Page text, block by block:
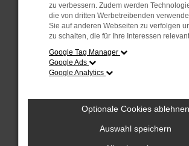
FEHLER: NETWORK
Hier sind ein paar Tipps, die dir helfen
Überprüfe deine Firewall und
Laden andere Webseiten, zum
Prüfe deine
zu verbessern. Zudem werden
die von dritten Werbetreibenden
Sie auf anderen Webseiten zu verfolgen
zu schalten, die für Ihre Interessen
Google Tag Manager
Google Ads
Google Analytics
Optionale Cookies ablehnen
Auswahl speichern